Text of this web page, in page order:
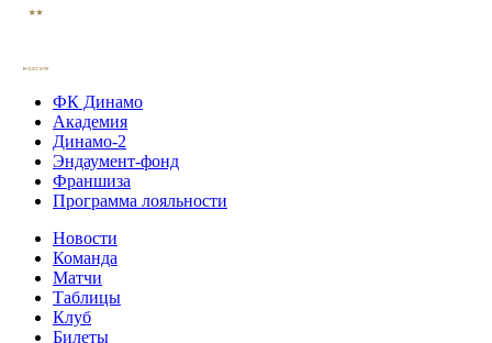
ФК Динамо
Академия
Динамо-2
Эндаумент-фонд
Франшиза
Программа лояльности
Новости
Команда
Матчи
Таблицы
Клуб
Билеты